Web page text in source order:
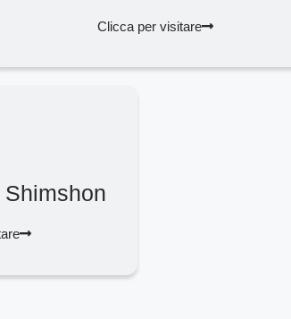
Clicca per visitare